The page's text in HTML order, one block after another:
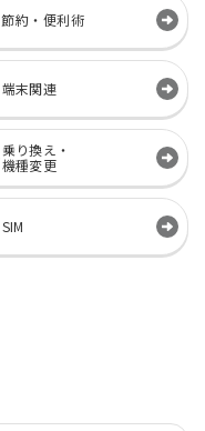
節約・便利術
端末関連
乗り換え・
機種変更
SIM